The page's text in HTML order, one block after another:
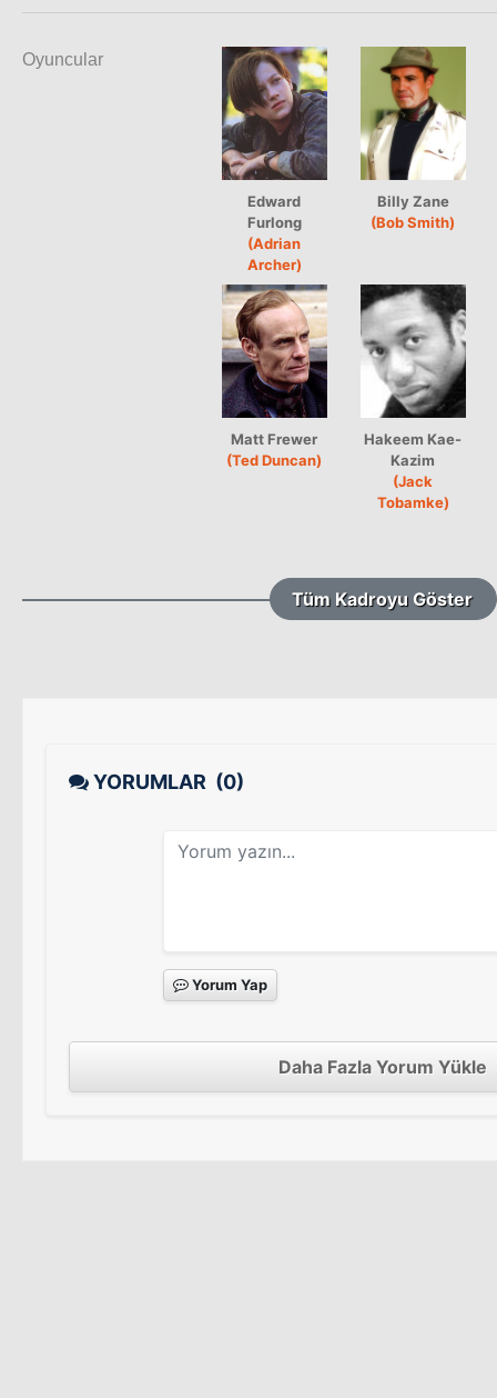
Oyuncular
Edward
Furlong
(Adrian
Archer)
Billy Zane
(Bob Smith)
Matt Frewer
(Ted Duncan)
Hakeem Kae-
Kazim
(Jack
Tobamke)
Tüm Kadroyu Göster
YORUMLAR (0)
Yorum Yap
Daha Fazla Yorum Yükle